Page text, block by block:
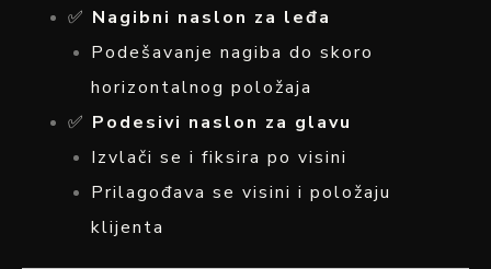
✅ Nagibni naslon za leđa
Podešavanje nagiba do skoro
horizontalnog položaja
✅ Podesivi naslon za glavu
Izvlači se i fiksira po visini
Prilagođava se visini i položaju
klijenta